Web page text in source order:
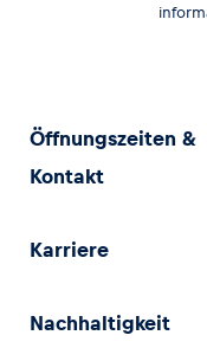
Öffnungszeiten &
Kontakt
Karriere
Nachhaltigkeit